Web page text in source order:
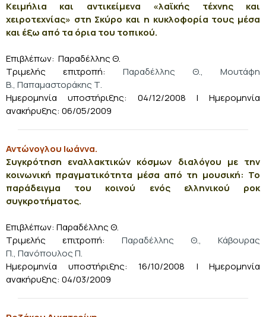
Κειμήλια και αντικείμενα «λαϊκής τέχνης και
χειροτεχνίας» στη Σκύρο και η κυκλοφορία τους μέσα
και έξω από τα όρια του τοπικού.
Επιβλέπων: Παραδέλλης Θ.
Τριμελής επιτροπή: Παραδέλλης Θ., Μουτάφη
Β., Παπαμαστοράκης Τ.
Ημερομηνία υποστήριξης: 04/12/2008 | Ημερομηνία
ανακήρυξης: 06/05/2009
Αντώνογλου Ιωάννα.
Συγκρότηση εναλλακτικών κόσμων διαλόγου με την
κοινωνική πραγματικότητα μέσα από τη μουσική: Το
παράδειγμα του κοινού ενός ελληνικού ροκ
συγκροτήματος.
Επιβλέπων: Παραδέλλης Θ.
Τριμελής επιτροπή: Παραδέλλης Θ., Κάβουρας
Π., Πανόπουλος Π.
Ημερομηνία υποστήριξης: 16/10/2008 | Ημερομηνία
ανακήρυξης: 04/03/2009